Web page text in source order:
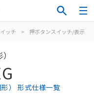
ッチ > 押ボタンスイッチ/表示灯
） 形式仕様一覧